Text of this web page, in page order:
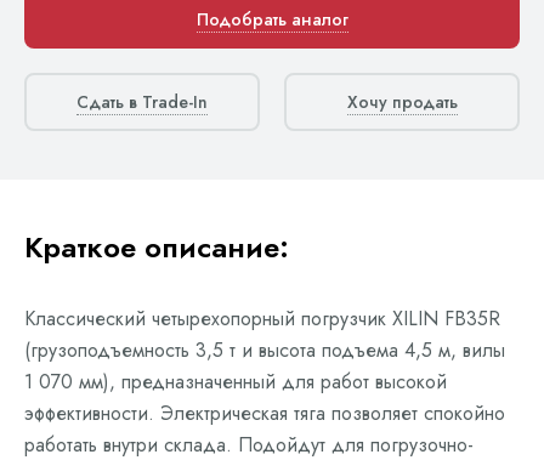
Подобрать аналог
Сдать в Trade-In Хочу продать
Краткое описание:
Классический четырехопорный погрузчик XILIN FB35R
(грузоподъемность 3,5 т и высота подъема 4,5 м, вилы
1 070 мм), предназначенный для работ высокой
эффективности. Электрическая тяга позволяет спокойно
работать внутри склада. Подойдут для погрузочно-